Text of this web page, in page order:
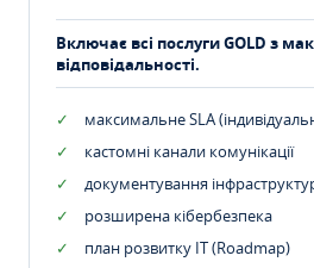
Включає всі послуги GOLD з
відповідальності.
максимальне SLA
кастомні канали комунікації
документування
розширена кібербезпека
план розвитку IT (Roadmap)